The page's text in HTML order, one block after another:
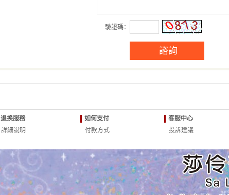
驗證碼：
退换服務
詳細說明
如何支付
付款方式
客服中心
投訴建議